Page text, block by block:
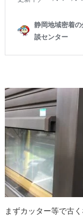
まずカッター等で古